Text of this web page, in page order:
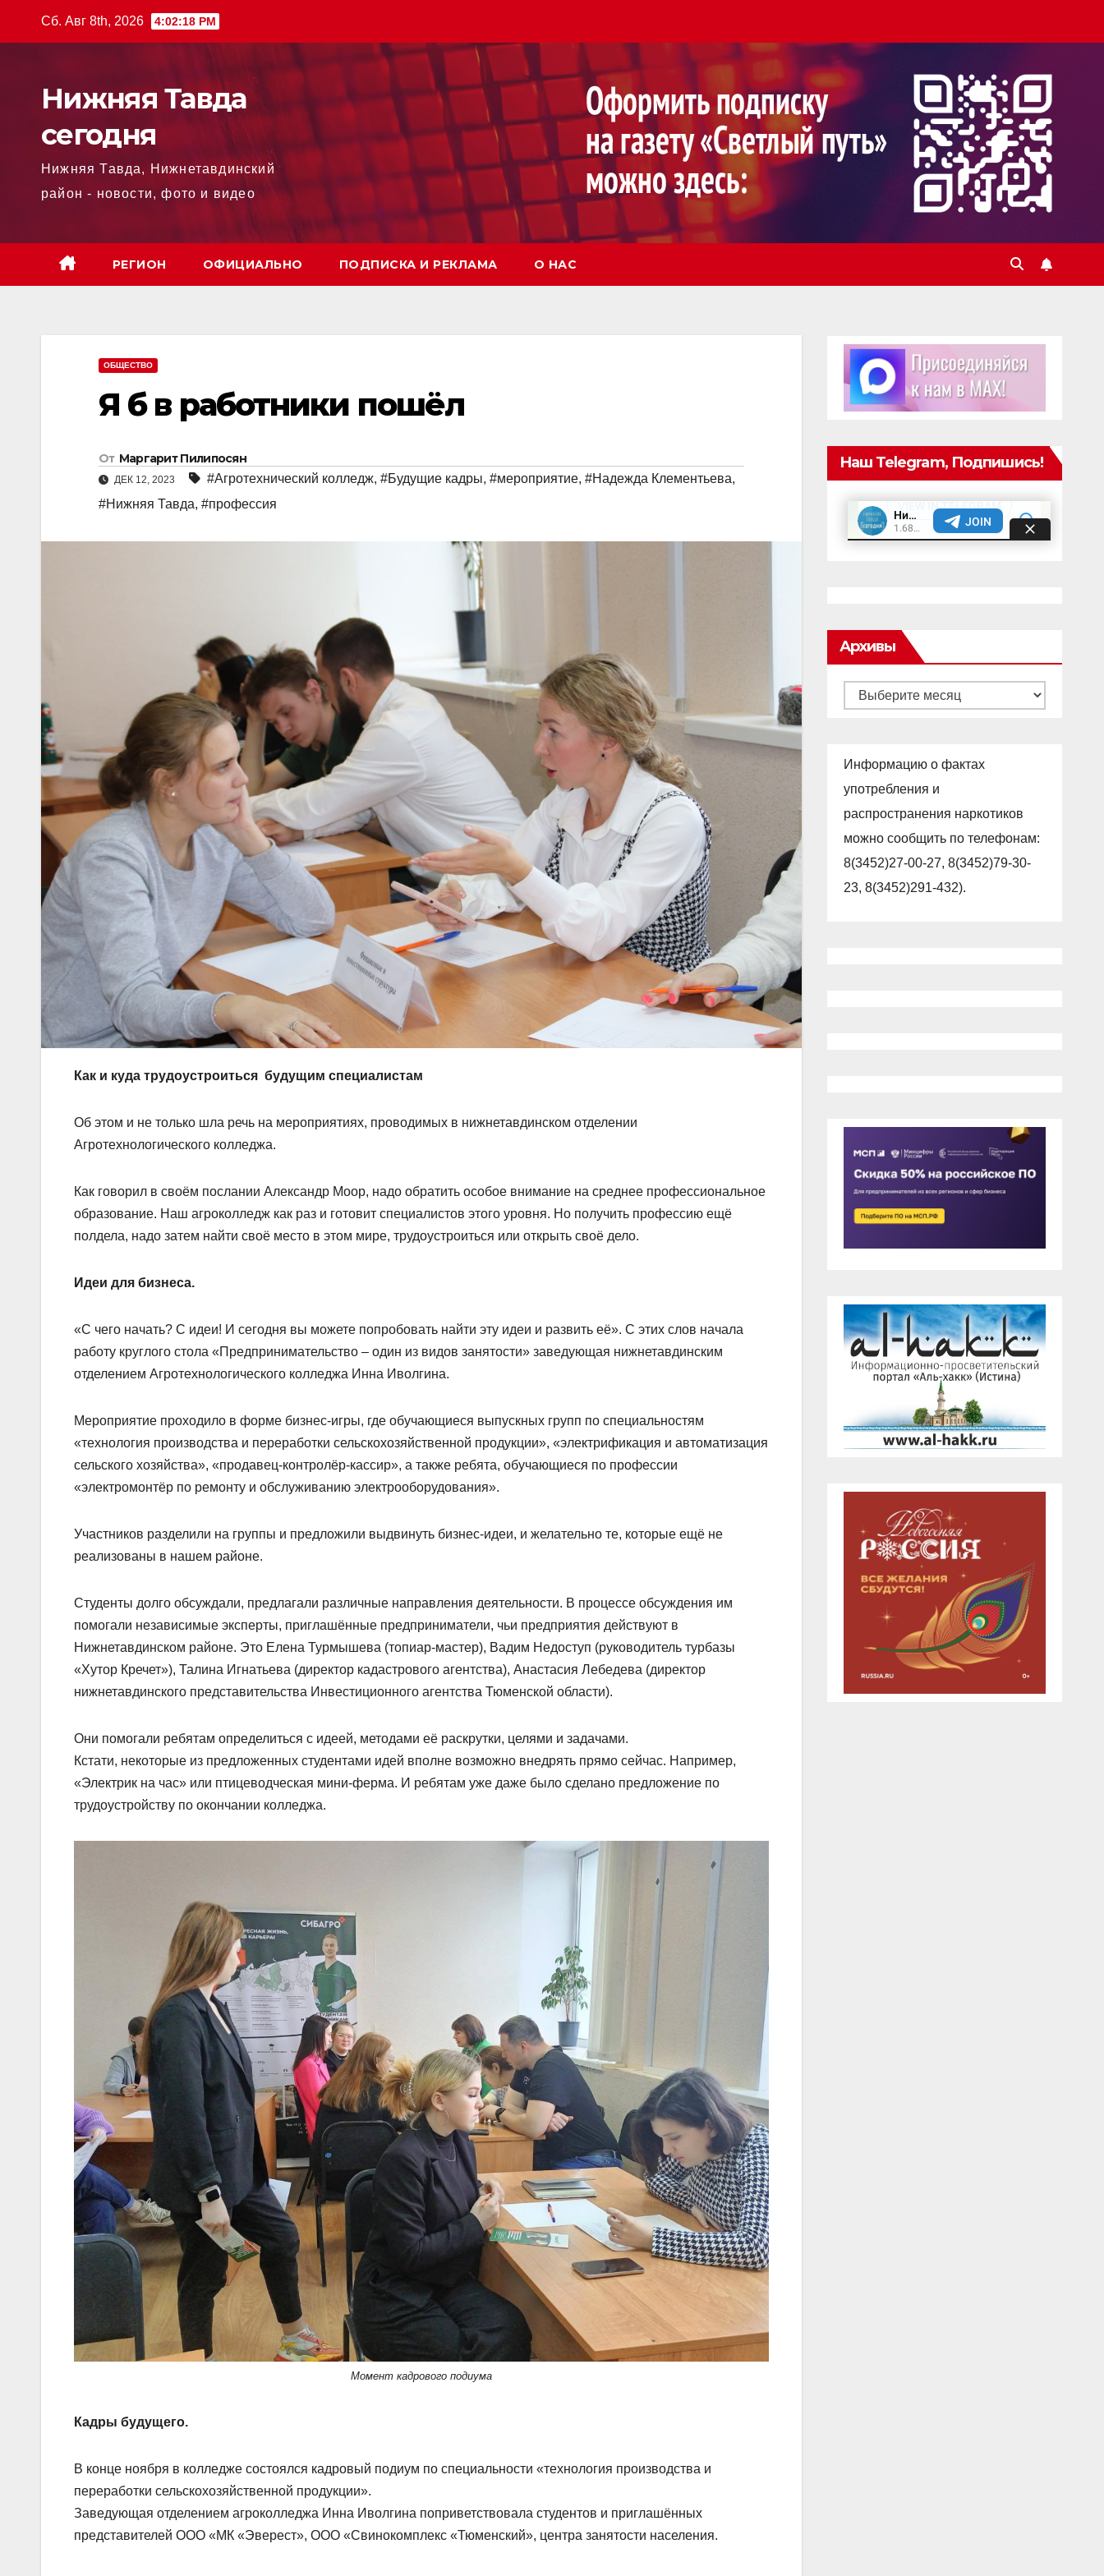
Сб. Авг 8th, 2026 4:02:20 PM
Нижняя Тавда
сегодня
Нижняя Тавда, Нижнетавдинский
район - новости, фото и видео
РЕГИОН ОФИЦИАЛЬНО ПОДПИСКА И РЕКЛАМА О НАС
ОБЩЕСТВО
Я б в работники пошёл
От Маргарит Пилипосян
ДЕК 12, 2023 #Агротехнический колледж, #Будущие кадры, #мероприятие, #Надежда Клементьева,
#Нижняя Тавда, #профессия
Как и куда трудоустроиться будущим специалистам
Об этом и не только шла речь на мероприятиях, проводимых в нижнетавдинском отделении
Агротехнологического колледжа.
Как говорил в своём послании Александр Моор, надо обратить особое внимание на среднее профессиональное
образование. Наш агроколледж как раз и готовит специалистов этого уровня. Но получить профессию ещё
полдела, надо затем найти своё место в этом мире, трудоустроиться или открыть своё дело.
Идеи для бизнеса.
«С чего начать? С идеи! И сегодня вы можете попробовать найти эту идеи и развить её». С этих слов начала
работу круглого стола «Предпринимательство – один из видов занятости» заведующая нижнетавдинским
отделением Агротехнологического колледжа Инна Иволгина.
Мероприятие проходило в форме бизнес-игры, где обучающиеся выпускных групп по специальностям
«технология производства и переработки сельскохозяйственной продукции», «электрификация и автоматизация
сельского хозяйства», «продавец-контролёр-кассир», а также ребята, обучающиеся по профессии
«электромонтёр по ремонту и обслуживанию электрооборудования».
Участников разделили на группы и предложили выдвинуть бизнес-идеи, и желательно те, которые ещё не
реализованы в нашем районе.
Студенты долго обсуждали, предлагали различные направления деятельности. В процессе обсуждения им
помогали независимые эксперты, приглашённые предприниматели, чьи предприятия действуют в
Нижнетавдинском районе. Это Елена Турмышева (топиар-мастер), Вадим Недоступ (руководитель турбазы
«Хутор Кречет»), Талина Игнатьева (директор кадастрового агентства), Анастасия Лебедева (директор
нижнетавдинского представительства Инвестиционного агентства Тюменской области).
Они помогали ребятам определиться с идеей, методами её раскрутки, целями и задачами.
Кстати, некоторые из предложенных студентами идей вполне возможно внедрять прямо сейчас. Например,
«Электрик на час» или птицеводческая мини-ферма. И ребятам уже даже было сделано предложение по
трудоустройству по окончании колледжа.
Момент кадрового подиума
Кадры будущего.
В конце ноября в колледже состоялся кадровый подиум по специальности «технология производства и
переработки сельскохозяйственной продукции».
Заведующая отделением агроколледжа Инна Иволгина поприветствовала студентов и приглашённых
представителей ООО «МК «Эверест», ООО «Свинокомплекс «Тюменский», центра занятости населения.
Наш Telegram, Подпишись!
Архивы
Архивы
Информацию о фактах
употребления и
распространения наркотиков
можно сообщить по телефонам:
8(3452)27-00-27, 8(3452)79-30-
23, 8(3452)291-432).